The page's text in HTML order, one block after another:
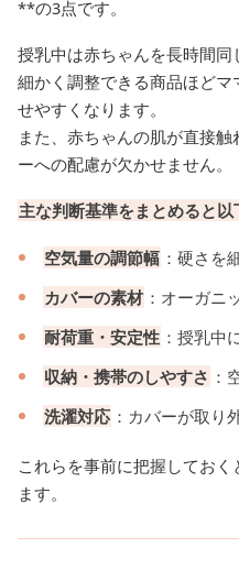
**の3点です。
授乳中は赤ちゃんを長時間
細かく調整できる商品ほど
せやすくなります。
また、赤ちゃんの肌が直接
ーへの配慮が欠かせません。
主な判断基準をまとめると以
空気量の調節幅 ：硬さを
カバーの素材 ：オーガニ
耐荷重・安定性 ：授乳中
収納・携帯のしやすさ ：
洗濯対応 ：カバーが取り
これらを事前に把握してお
ます。